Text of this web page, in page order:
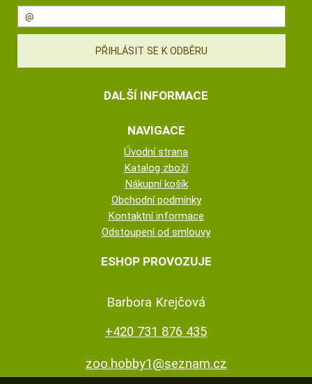
DALŠÍ INFORMACE
NAVIGACE
Úvodní strana
Katalog zboží
Nákupní košík
Obchodní podmínky
Kontaktní informace
Odstoupení od smlouvy
ESHOP PROVOZUJE
Barbora Krejčová
+420 731 876 435
zoo.hobby1@seznam.cz